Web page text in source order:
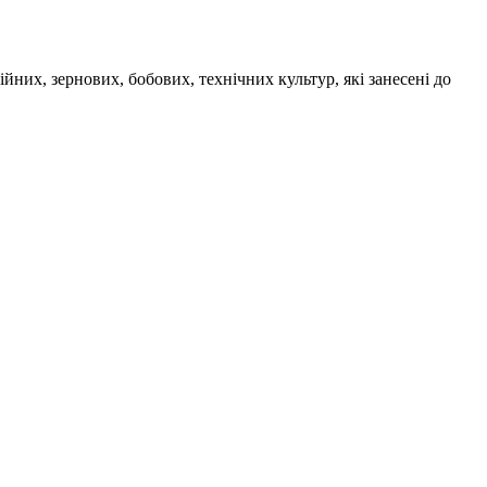
зернових, бобових, технічних культур, які занесені до